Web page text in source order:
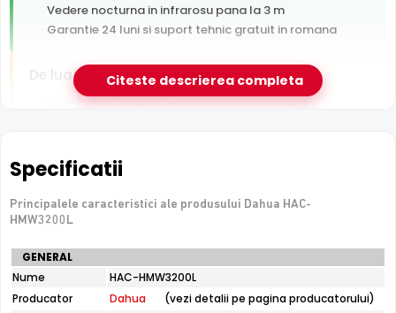
Vedere nocturna in infrarosu pana la 3 m
Garantie 24 luni si suport tehnic gratuit in romana
De luat in calcul
Doar pentru interior — nu rezista la intemperii
Tehnologie analogica HD — necesita DVR, nu se
conecteaza direct la retea
Citeste descrierea completa
Specificatii
Principalele caracteristici ale produsului Dahua HAC-
HMW3200L
Specificatii
tehnice
Dahua
HAC-
GENERAL
Nume
HAC-HMW3200L
Producator
Dahua
(vezi detalii pe pagina producatorului)